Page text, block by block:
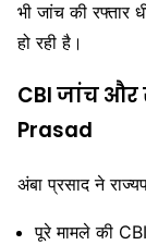
भी जांच की रफ्तार
हो रही है।
CBI जांच और
Prasad
अंबा प्रसाद ने
पूरे मामले की